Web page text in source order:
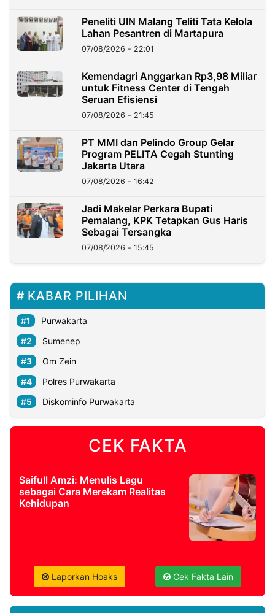
Peneliti UIN Malang Teliti Tata Kelola
Lahan Pesantren di Martapura
07/08/2026 - 22:01
Kemendagri Anggarkan Rp3,98 Miliar
untuk Fitness Center di Tengah
Seruan Efisiensi
07/08/2026 - 21:45
PT MMI dan Pelindo Group Gelar
Program PELITA Cegah Stunting
Jakarta Utara
07/08/2026 - 16:42
Jadi Makelar Perkara Bupati
Pemalang, KPK Tetapkan Gus Haris
Sebagai Tersangka
07/08/2026 - 15:45
KABAR PILIHAN
Purwakarta
Sumenep
Om Zein
Polres Purwakarta
Diskominfo Purwakarta
CEK FAKTA
Saifull Amzi: Menulis Lagu
sebagai Cara Merekam Realitas
Kehidupan
Laporkan Hoaks Cek Fakta Lain